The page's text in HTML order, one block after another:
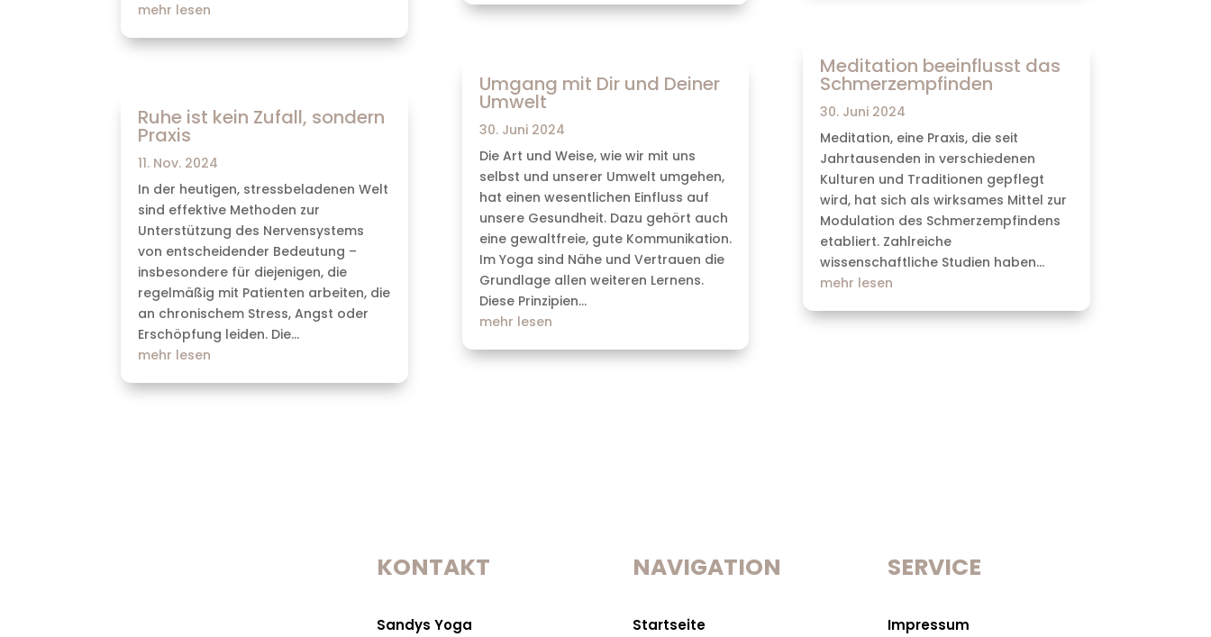
mehr lesen
Ruhe ist kein Zufall, sondern
Praxis
11. Nov. 2024
In der heutigen, stressbeladenen Welt
sind effektive Methoden zur
Unterstützung des Nervensystems
von entscheidender Bedeutung –
insbesondere für diejenigen, die
regelmäßig mit Patienten arbeiten, die
an chronischem Stress, Angst oder
Erschöpfung leiden. Die...
mehr lesen
Umgang mit Dir und Deiner
Umwelt
30. Juni 2024
Die Art und Weise, wie wir mit uns
selbst und unserer Umwelt umgehen,
hat einen wesentlichen Einfluss auf
unsere Gesundheit. Dazu gehört auch
eine gewaltfreie, gute Kommunikation.
Im Yoga sind Nähe und Vertrauen die
Grundlage allen weiteren Lernens.
Diese Prinzipien...
mehr lesen
Meditation beeinflusst das
Schmerzempfinden
30. Juni 2024
Meditation, eine Praxis, die seit
Jahrtausenden in verschiedenen
Kulturen und Traditionen gepflegt
wird, hat sich als wirksames Mittel zur
Modulation des Schmerzempfindens
etabliert. Zahlreiche
wissenschaftliche Studien haben...
mehr lesen
KONTAKT
Sandys Yoga
NAVIGATION
Startseite
SERVICE
Impressum